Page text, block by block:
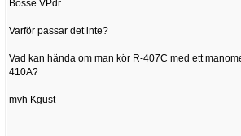
Bosse VPdr
Varför passar det inte?
Vad kan hända om man kör R-407C med ett
410A?
mvh Kgust